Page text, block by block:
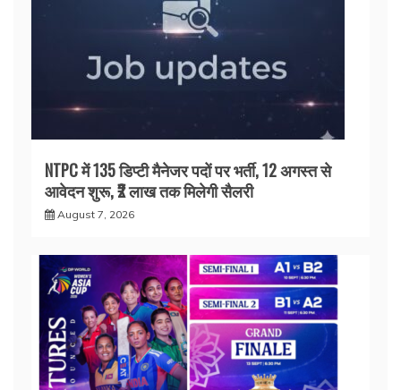
NTPC में 135 डिप्टी मैनेजर पदों पर भर्ती, 12 अगस्त से
आवेदन शुरू, ₹2 लाख तक मिलेगी सैलरी
August 7, 2026